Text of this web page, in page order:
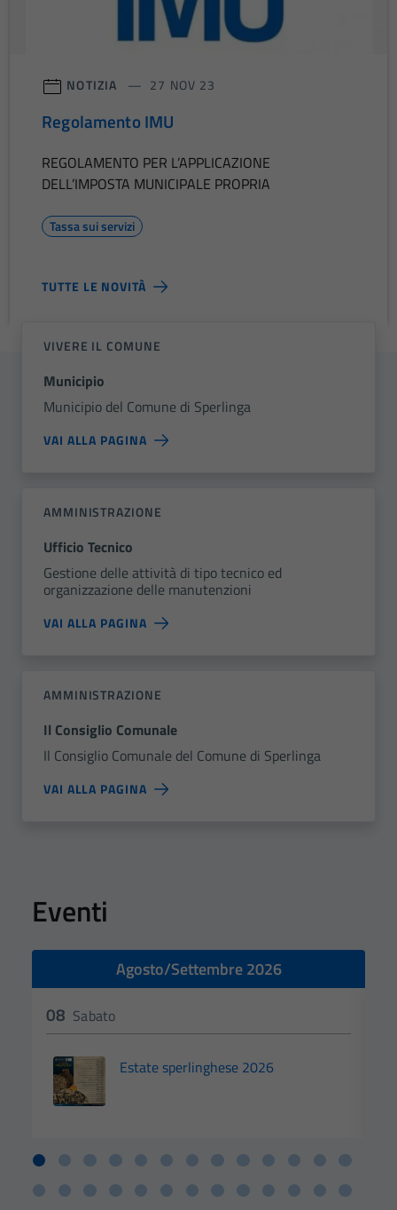
NOTIZIA 27 NOV 23
Regolamento IMU
REGOLAMENTO PER L’APPLICAZIONE
DELL’IMPOSTA MUNICIPALE PROPRIA
Tassa sui servizi
TUTTE LE NOVITÀ
VIVERE IL COMUNE
Municipio
Municipio del Comune di Sperlinga
VAI ALLA PAGINA
AMMINISTRAZIONE
Ufficio Tecnico
Gestione delle attività di tipo tecnico ed
organizzazione delle manutenzioni
VAI ALLA PAGINA
AMMINISTRAZIONE
Il Consiglio Comunale
Il Consiglio Comunale del Comune di Sperlinga
VAI ALLA PAGINA
Eventi
Agosto/Settembre 2026
08 Sabato
Estate sperlinghese 2026